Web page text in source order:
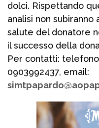
dolci. Rispettando
analisi non
salute del donatore
il successo della
Per contatti:
0903992437, email: